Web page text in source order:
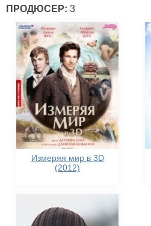
ПРОДЮСЕР: 3
Измеряя мир в 3D
(2012)